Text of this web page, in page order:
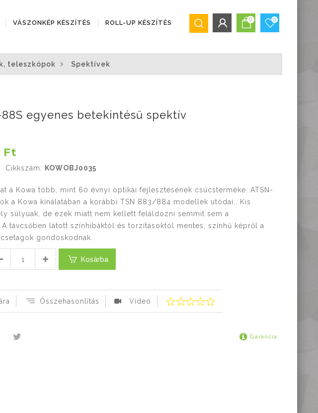
VÁSZONKÉP KÉSZÍTÉS ROLL-UP KÉSZÍTÉS
Bejelentkezés
0 0
teleszkópok Spektívek
88S egyenes betekintésű spektív
Ft
Cikkszám: KOWOBJ0035
a Kowa több, mint 60 évnyi optikai fejlesztésének csúcsterméke. ATSN-
a Kowa kínálatában a korábbi TSN 883/884 modellek utódai.. Kis
súlyúak, de ezek miatt nem kellett feláldozni semmit sem a
A távcsőben látott színhibáktól és torzításoktól mentes, színhű képről a
gondoskodnak.
Kosárba
Összehasonlítás Videó
Garancia